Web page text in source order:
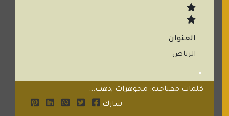
العنوان
الرياض
كلمات مفتاحية: مجوهرات ,ذهب...
شارك